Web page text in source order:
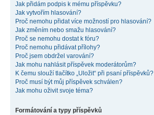
Jak přidám podpis k mému příspěvku?
Jak vytvořím hlasování?
Proč nemohu přidat více možností pro hlasování?
Jak změním nebo smažu hlasování?
Proč se nemohu dostat k fóru?
Proč nemohu přidávat přílohy?
Proč jsem obdržel varování?
Jak mohu nahlásit příspěvek moderátorům?
K čemu slouží tlačítko „Uložit“ při psaní příspěvků?
Proč musí být můj příspěvek schválen?
Jak mohu oživit svoje téma?
Formátování a typy příspěvků